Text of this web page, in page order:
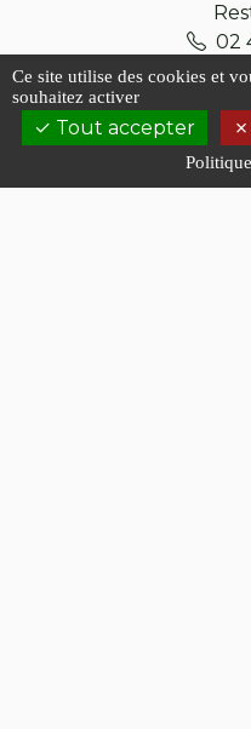
02
Ce site utilise des cookies et
souhaitez activer
Tout accepter